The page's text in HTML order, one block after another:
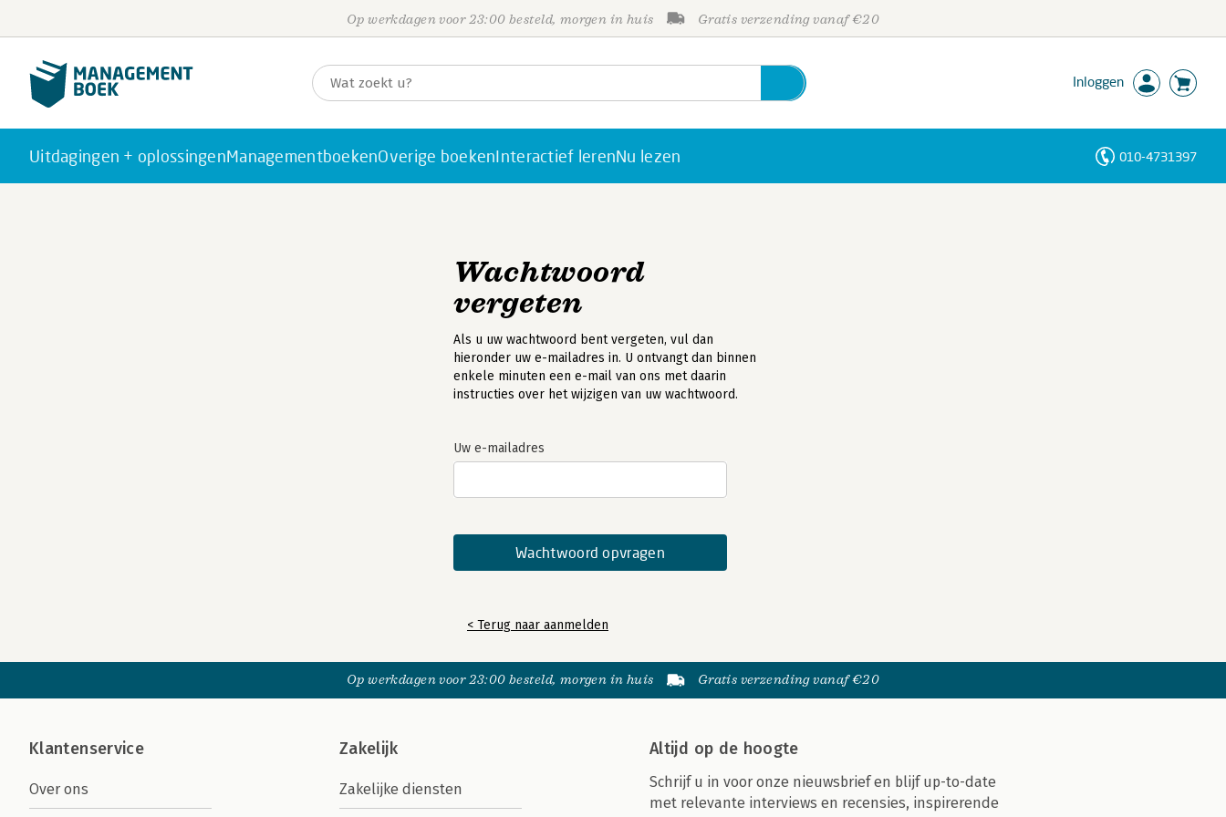
Op werkdagen voor 23:00 besteld, morgen in huis Gratis verzending vanaf €20
Inloggen
Uitdagingen + oplossingenManagementboekenOverige boekenInteractief lerenNu lezen 010-4731397
Wachtwoord
vergeten
Als u uw wachtwoord bent vergeten, vul dan
hieronder uw e-mailadres in. U ontvangt dan binnen
enkele minuten een e-mail van ons met daarin
instructies over het wijzigen van uw wachtwoord.
Uw e-mailadres
< Terug naar aanmelden
Op werkdagen voor 23:00 besteld, morgen in huis Gratis verzending vanaf €20
Klantenservice
Over ons
Zakelijk
Zakelijke diensten
Altijd op de hoogte
Schrijf u in voor onze nieuwsbrief en blijf up-to-date
met relevante interviews en recensies, inspirerende
Personen